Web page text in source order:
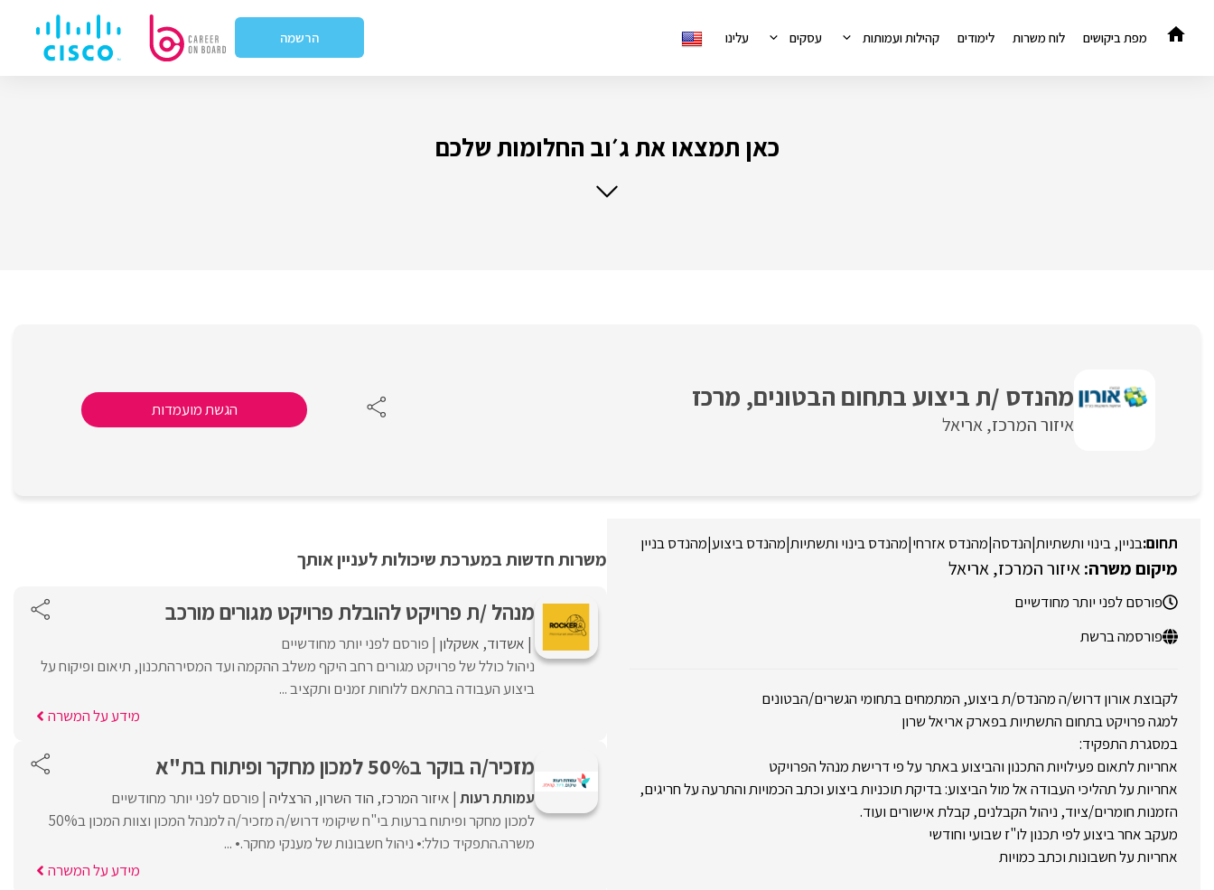
לתוכן
מפת ביקושים לוח משרות לימודים קהילות ועמותות עסקים עלינו הרשמה
כאן תמצאו את ג׳וב החלומות שלכם
מהנדס /ת ביצוע בתחום הבטונים, מרכז
איזור המרכז אריאל
הגשת מועמדות
בניין, בינוי ותשתיות|הנדסה|מהנדס אזרחי|מהנדס בינוי ותשתיות|מהנדס ביצוע|מהנדס בניין
איזור המרכז אריאל
פורסם לפני יותר מחודשיים
פורסמה ברשת
לקבוצת אורון דרוש/ה מהנדס/ת ביצוע, המתמחים בתחומי הגשרים/הבטונים
למגה פרויקט בתחום התשתיות בפארק אריאל שרון
במסגרת התפקיד:
אחריות לתאום פעילויות התכנון והביצוע באתר על פי דרישת מנהל הפרויקט
אחריות על תהליכי העבודה אל מול הביצוע: בדיקת תוכניות ביצוע וכתב הכמויות והתרעה על חריגים,
הזמנות חומרים/ציוד, ניהול הקבלנים, קבלת אישורים ועוד.
מעקב אחר ביצוע לפי תכנון לו"ז שבועי וחודשי
אחריות על חשבונות וכתב כמויות
משרות חדשות במערכת שיכולות לעניין אותך
מנהל /ת פרויקט להובלת פרויקט מגורים מורכב
אשדוד אשקלון פורסם לפני יותר מחודשיים
ניהול כולל של פרויקט מגורים רחב היקף משלב ההקמה ועד המסירהתכנון, תיאום ופיקוח על
ביצוע העבודה בהתאם ללוחות זמנים ותקציב ...
מידע על המשרה
מזכיר/ה בוקר ב50% למכון מחקר ופיתוח בת"א
עמותת רעות איזור המרכז הוד השרון הרצליה פורסם לפני יותר מחודשיים
למכון מחקר ופיתוח ברעות בי"ח שיקומי דרוש/ה מזכיר/ה למנהל המכון וצוות המכון ב50%
משרה.התפקיד כולל:• ניהול חשבונות של מענקי מחקר.• ...
מידע על המשרה